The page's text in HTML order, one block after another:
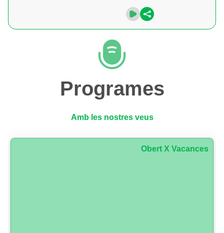
Programes
Amb les nostres veus
Obert X Vacances